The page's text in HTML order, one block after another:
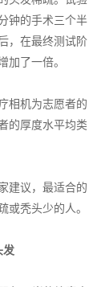
钟的手术三个半
，在最终测试阶
加了一倍。
相机为志愿者的
的厚度水平均类
建议，最适合的
秃头少的人。
发